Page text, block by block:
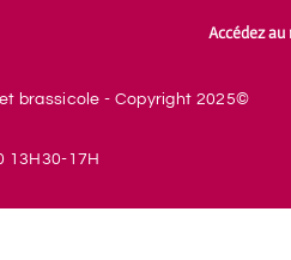
Accédez
brassicole - Copyright 2025©
13H30-17H